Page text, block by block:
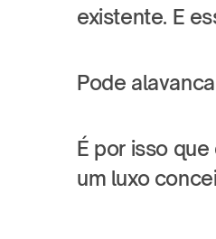
existente. E
Pode
É por isso
um luxo